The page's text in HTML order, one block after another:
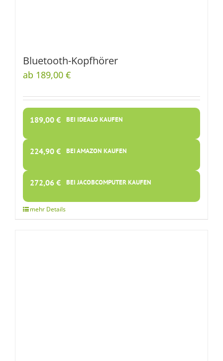
Bluetooth-Kopfhörer
ab 189,00 €
189,00 € BEI IDEALO KAUFEN
224,90 € BEI AMAZON KAUFEN
272,06 € BEI JACOBCOMPUTER KAUFEN